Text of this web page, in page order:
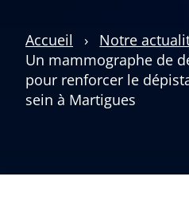
Accueil › Notre
Un mammographe de
pour renforcer le
sein à Martigues